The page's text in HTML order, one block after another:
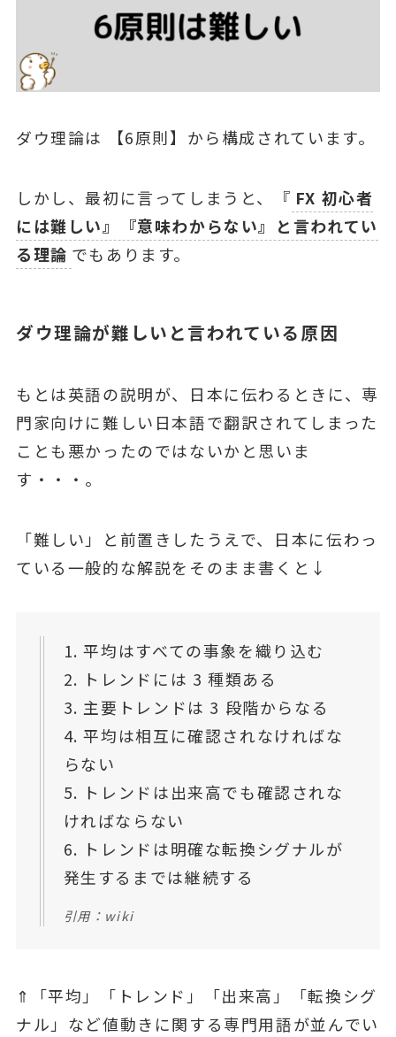
ダウ理論は 【6原則】から構成されています。
しかし、最初に⾔ってしまうと、『 FX 初⼼者
には難しい』『意味わからない』と言われてい
る理論 でもあります。
ダウ理論が難しいと言われている原因
もとは英語の説明が、⽇本に伝わるときに、専
⾨家向けに難しい⽇本語で翻訳されてしまった
ことも悪かったのではないかと思いま
す・・・。
「難しい」と前置きしたうえで、⽇本に伝わっ
ている⼀般的な解説をそのまま書くと↓
1. 平均はすべての事象を織り込む
2. トレンドには 3 種類ある
3. 主要トレンドは 3 段階からなる
4. 平均は相互に確認されなければな
らない
5. トレンドは出来⾼でも確認されな
ければならない
6. トレンドは明確な転換シグナルが
発⽣するまでは継続する
引用：wiki
⇑「平均」「トレンド」「出来⾼」「転換シグ
ナル」など値動きに関する専⾨⽤語が並んでい